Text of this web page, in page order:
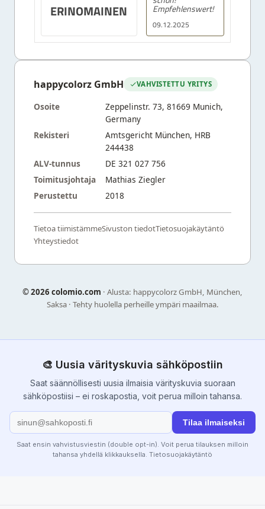
ERINOMAINEN
09.12.2025
Empfehlenswert!
happycolorz GmbH VAHVISTETTU YRITYS
Osoite
Zeppelinstr. 73, 81669 Munich,
Germany
Rekisteri
Amtsgericht München, HRB
244438
ALV-tunnus
DE 321 027 756
Toimitusjohtaja
Mathias Ziegler
Perustettu
2018
Tietoa tiimistämmeSivuston tiedotTietosuojakäytäntö
Yhteystiedot
©2026 colomio.com · Alusta: happycolorz GmbH, München,
Saksa · Tehty huolella perheille ympäri maailmaa.
🎨 Uusia värityskuvia sähköpostiin
Saat säännöllisesti uusia ilmaisia värityskuvia suoraan
sähköpostiisi – ei roskapostia, voit perua milloin tahansa.
Tilaa ilmaiseksi
Saat ensin vahvistusviestin (double opt-in). Voit perua tilauksen milloin
tahansa yhdellä klikkauksella. Tietosuojakäytäntö